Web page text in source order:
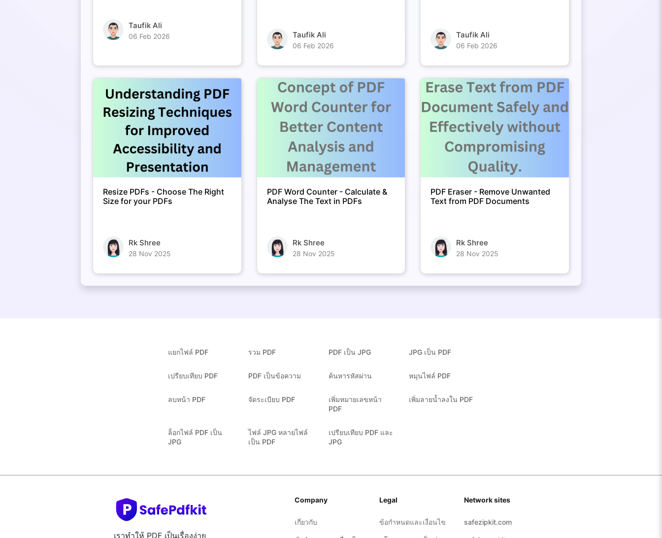
Taufik Ali
06 Feb 2026 Taufik Ali
06 Feb 2026
Taufik Ali
06 Feb 2026
Resize PDFs - Choose The Right
Size for your PDFs
Rk Shree
28 Nov 2025
PDF Word Counter - Calculate &
Analyse The Text in PDFs
Rk Shree
28 Nov 2025
PDF Eraser - Remove Unwanted
Text from PDF Documents
Rk Shree
28 Nov 2025
แยกไฟล์ PDF รวม PDF PDF เป็น JPG JPG เป็น PDF
เปรียบเทียบ PDF PDF เป็นข้อความ ค้นหารหัสผ่าน หมุนไฟล์ PDF
ลบหน้า PDF จัดระเบียบ PDF
เพิ่มหมายเลขหน้า
PDF
เพิ่มลายน้ำลงใน PDF
ล็อกไฟล์ PDF เป็น
JPG
ไฟล์ JPG หลายไฟล์
เป็น PDF
เปรียบเทียบ PDF และ
JPG
เราทำให้ PDF เป็นเรื่องง่าย
Company
เกี่ยวกับ
Legal
ข้อกำหนดและเงื่อนไข
Network sites
safezipkit.com